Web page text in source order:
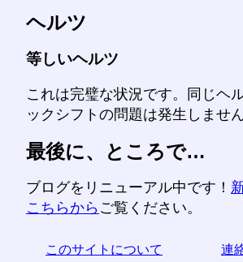
ヘルツ
等しいヘルツ
これは完璧な状況です。同じヘ
ックシフトの問題は発生しません
最後に、ところで…
ブログをリニューアル中です！
こちらから ご覧ください。
このサイトについて 連